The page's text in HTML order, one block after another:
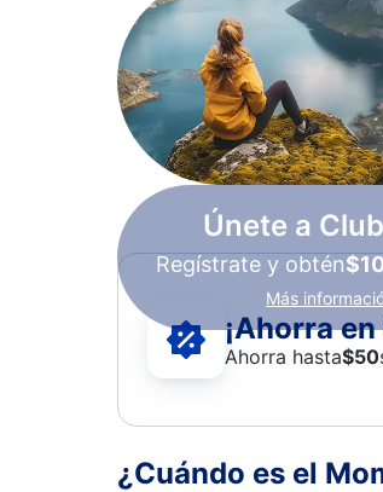
Únete a
Regístrate y obtén
Más
¡Ahorra
Ahorra hasta$50
¿Cuándo es el